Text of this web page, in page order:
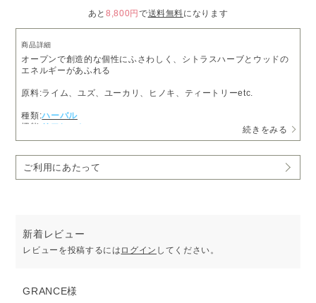
あと8,800円 で送料無料になります
商品詳細
オープンで創造的な個性にふさわしく、シトラスハーブとウッドの
エネルギーがあふれる
原料:ライム、ユズ、ユーカリ、ヒノキ、ティートリーetc.
種類:ハーバル
機能: リフレッシュ 続きをみる
ご利用にあたって
新着レビュー
レビューを投稿するには ログイン してください。
GRANCE様